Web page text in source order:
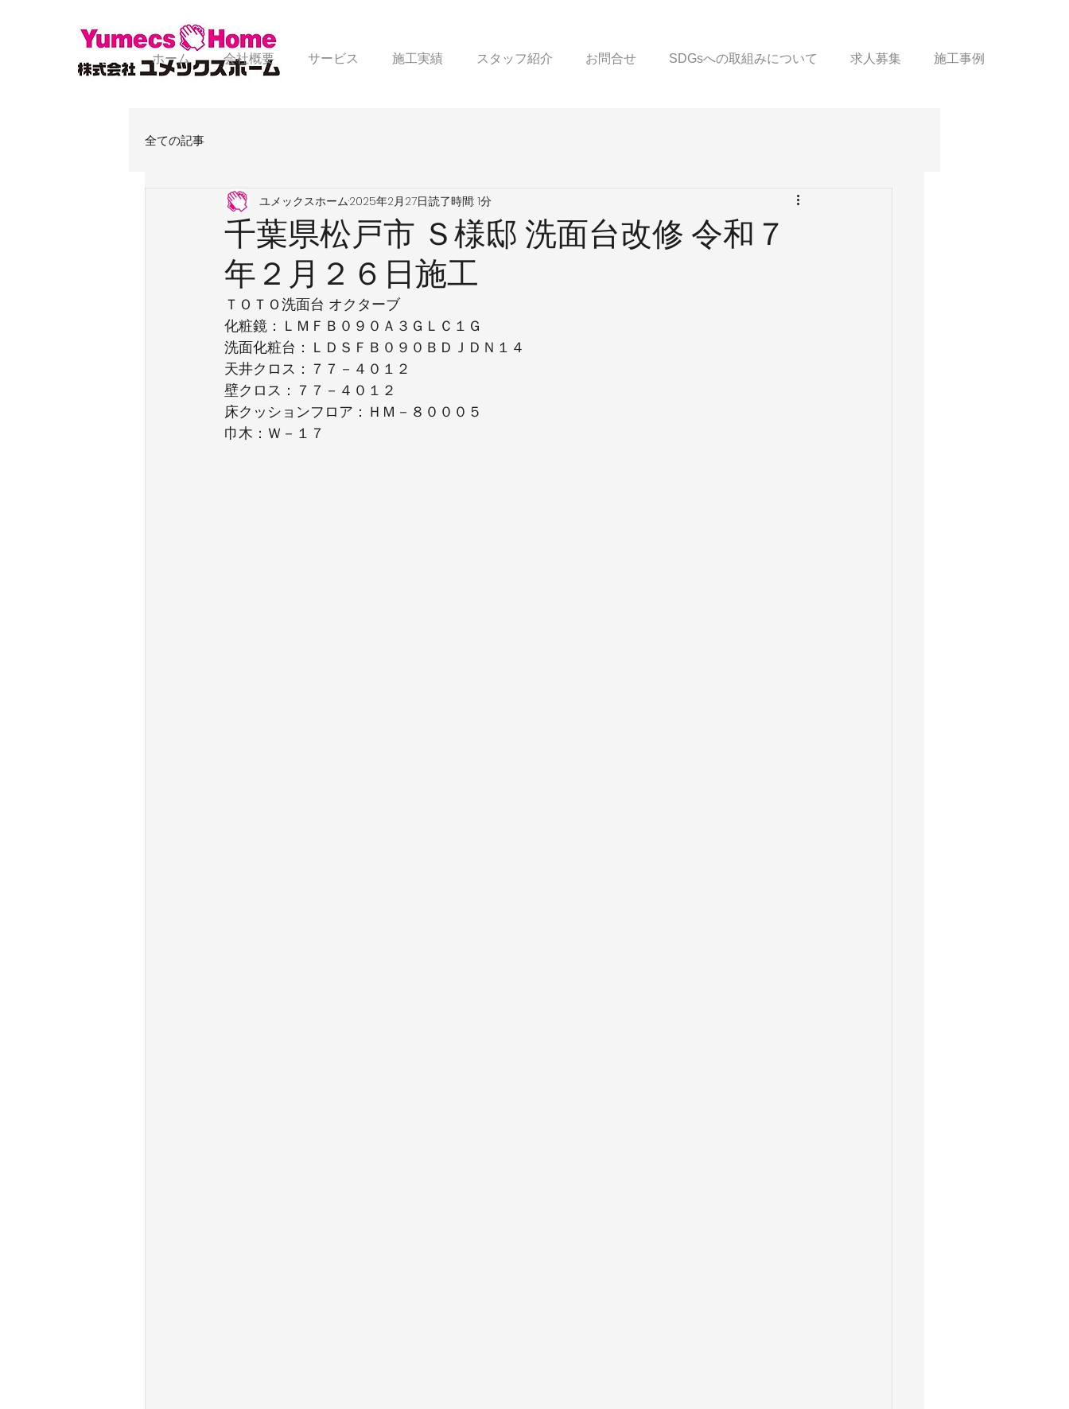
ホーム 会社概要 サービス 施工実績 スタッフ紹介 お問合せ SDGsへの取組みについて 求人募集 施工事例
全ての記事
千葉県松戸市 Ｓ様邸 洗面台改修 令和７
年２月２６日施工
ユメックスホーム2025年2月27日読了時間: 1分
ＴＯＴＯ洗面台 オクターブ
化粧鏡：ＬＭＦＢ０９０Ａ３ＧＬＣ１Ｇ
洗面化粧台：ＬＤＳＦＢ０９０ＢＤＪＤＮ１４
天井クロス：７７－４０１２
壁クロス：７７－４０１２
床クッションフロア：ＨＭ－８０００５
巾木：Ｗ－１７